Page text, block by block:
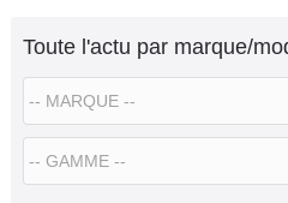
Guide
d'achat
Electriques
Toute l'actu par marque/